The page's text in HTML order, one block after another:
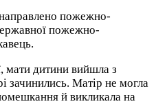
пожежно-
пожежно-
мати дитини вийшла з
зачинились. Матір не могла
й викликала на